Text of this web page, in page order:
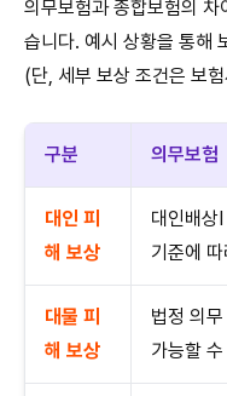
의무보험과 종합보험의
습니다. 예시 상황을 통해
(단, 세부 보상 조건은 보
구분 의무보험
대인 피
해 보상
대인배상
기준에
대물 피
해 보상
법정 의
가능할